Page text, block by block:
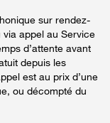
sur rendez-
appel au Service
d’attente avant
depuis les
est au prix d’une
ou décompté du